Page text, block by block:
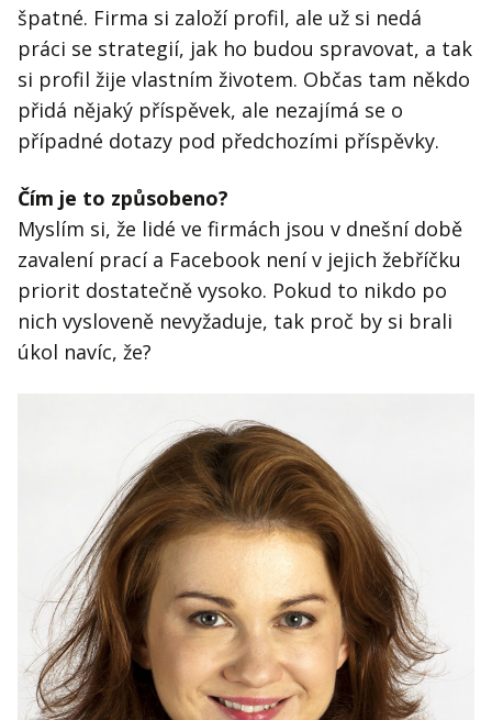
špatné. Firma si založí profil, ale už si nedá
práci se strategií, jak ho budou spravovat, a tak
si profil žije vlastním životem. Občas tam někdo
přidá nějaký příspěvek, ale nezajímá se o
případné dotazy pod předchozími příspěvky.
Čím je to způsobeno?
Myslím si, že lidé ve firmách jsou v dnešní době
zavalení prací a Facebook není v jejich žebříčku
priorit dostatečně vysoko. Pokud to nikdo po
nich vysloveně nevyžaduje, tak proč by si brali
úkol navíc, že?